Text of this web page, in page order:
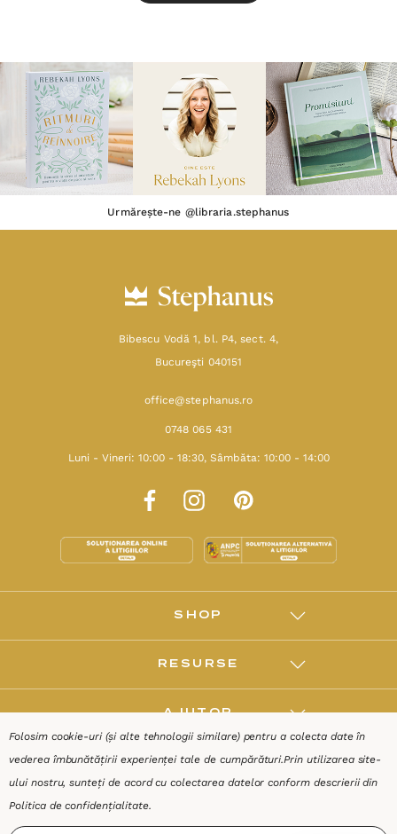
Urmărește-ne @libraria.stephanus
Bibescu Vodă 1, bl. P4, sect. 4,
Bucureşti 040151
office@stephanus.ro
0748 065 431
Luni - Vineri: 10:00 - 18:30, Sâmbăta: 10:00 - 14:00
SHOP
RESURSE
AJUTOR
DESPRE
Folosim cookie-uri (și alte tehnologii similare) pentru a colecta date în
vederea îmbunătățirii experienței tale de cumpărături.Prin utilizarea site-
ului nostru, sunteți de acord cu colectarea datelor conform descrierii din
Politica de confidențialitate.